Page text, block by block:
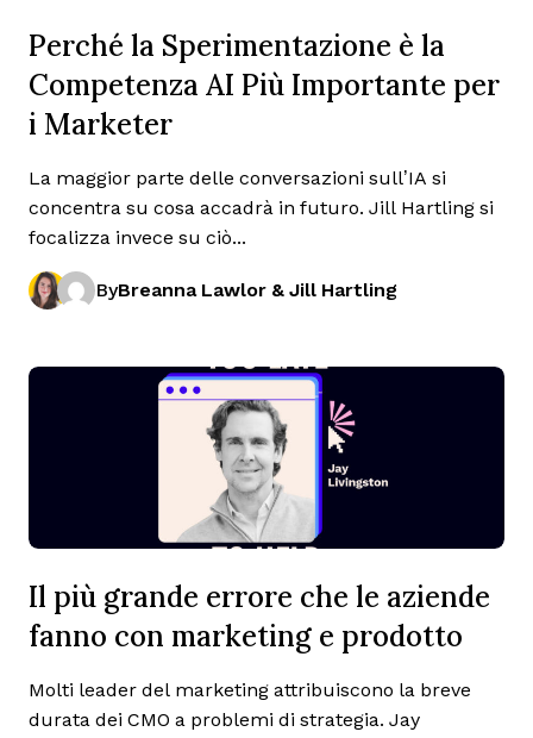
Perché la Sperimentazione è la
Competenza AI Più Importante per
i Marketer
La maggior parte delle conversazioni sull’IA si
concentra su cosa accadrà in futuro. Jill Hartling si
focalizza invece su ciò...
ByBreanna Lawlor & Jill Hartling
Il più grande errore che le aziende
fanno con marketing e prodotto
Molti leader del marketing attribuiscono la breve
durata dei CMO a problemi di strategia. Jay